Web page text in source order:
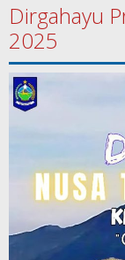
Dirgahayu
2025